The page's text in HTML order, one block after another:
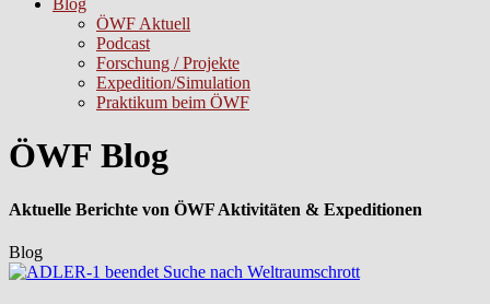
Blog
ÖWF Aktuell
Podcast
Forschung / Projekte
Expedition/Simulation
Praktikum beim ÖWF
ÖWF Blog
Aktuelle Berichte von ÖWF Aktivitäten & Expeditionen
Blog